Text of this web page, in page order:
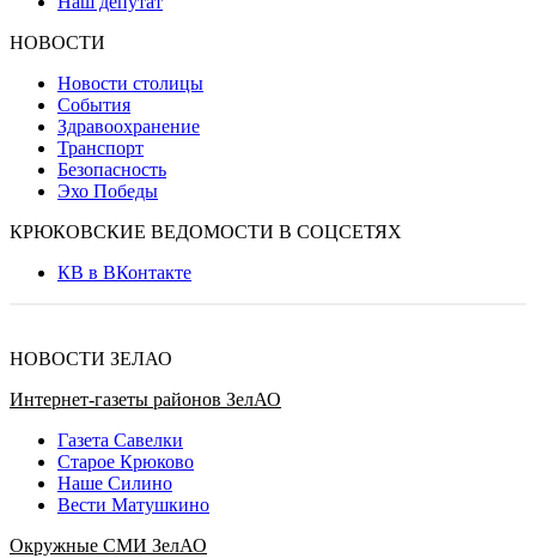
НОВОСТИ
Новости столицы
События
Здравоохранение
Транспорт
Безопасность
Эхо Победы
КРЮКОВСКИЕ ВЕДОМОСТИ В СОЦСЕТЯХ
КВ в ВКонтакте
НОВОСТИ ЗЕЛАО
Интернет-газеты районов ЗелАО
Газета Савелки
Старое Крюково
Наше Силино
Вести Матушкино
Окружные СМИ ЗелАО